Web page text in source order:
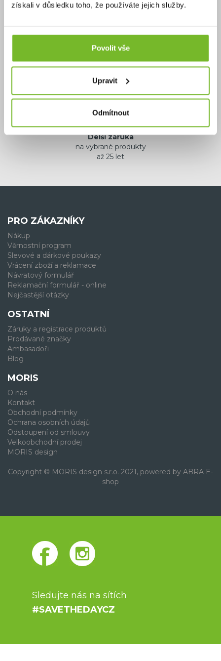
získali v důsledku toho, že používáte jejich služby.
Povolit vše
Upravit
Odmítnout
Více jak 1000 TOP
produktů a příslušenství
Delší záruka
na vybrané produkty
až 25 let
PRO ZÁKAZNÍKY
Nákup
Věrnostní program
Slevové a dárkové poukazy
Vrácení zboží a reklamace
Návratový formulář
Reklamační formulář - online
Nejčastější otázky
OSTATNÍ
Záruky a registrace produktů
Prodávané značky
Ambasadoři
Blog
MORIS
O nás
Kontakt
Obchodní podmínky
Ochrana osobních údajů
Odstoupení od smlouvy
Velkoobchodní prodej
MORIS design
Copyright © MORIS design s.r.o. 2021, powered by ABRA E-
shop
Sledujte nás na sítích
#SAVETHEDAYCZ